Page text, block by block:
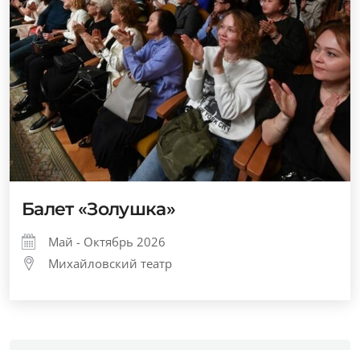
Балет «Золушка»
Май - Октябрь 2026
Михайловский театр